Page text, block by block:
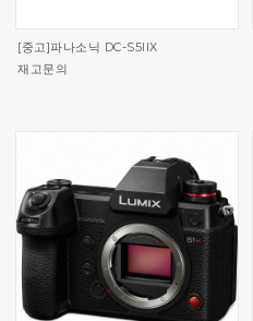
[중고]파나소닉 DC-S5IIX
재고문의